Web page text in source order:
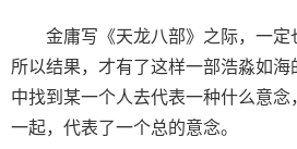
金庸写《天龙八部》之际，一定
所以结果，才有了这样一部浩淼如
中找到某一个人去代表一种什么意
一起，代表了一个总的意念。